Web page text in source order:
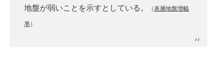
地盤が弱いことを示すとしている。
（表層地盤増幅
率）